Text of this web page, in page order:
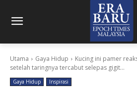
Utama Gaya Hidup
Kucing ini pamer
setelah taringnya tercabut selepas gigit...
Gaya Hidup Inspirasi